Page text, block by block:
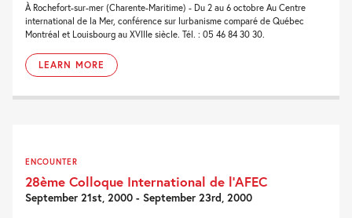
À Rochefort-sur-mer (Charente-Maritime) - Du 2 au 6 octobre Au Centre
international de la Mer, conférence sur lurbanisme comparé de Québec
Montréal et Louisbourg au XVIIIe siècle. Tél. : 05 46 84 30 30.
LEARN MORE
ENCOUNTER
28ème Colloque International de l’AFEC
September 21st, 2000 - September 23rd, 2000